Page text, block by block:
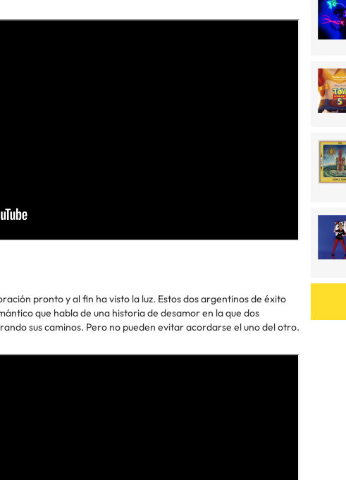
pronto y al fin ha visto la luz. Estos dos argentinos de éxito
que habla de una historia de desamor en la que dos
sus caminos. Pero no pueden evitar acordarse el uno del otro.